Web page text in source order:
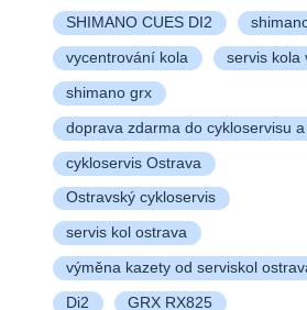
SHIMANO CUES DI2
vycentrování kola servis kola
shimano grx
doprava zdarma do cykloservisu
cykloservis Ostrava
Ostravský cykloservis
servis kol ostrava
výměna kazety od serviskol
Di2 GRX RX825